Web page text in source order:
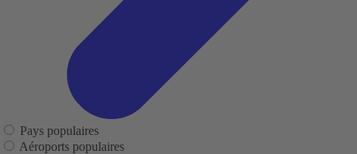
Pays populaires
Aéroports populaires